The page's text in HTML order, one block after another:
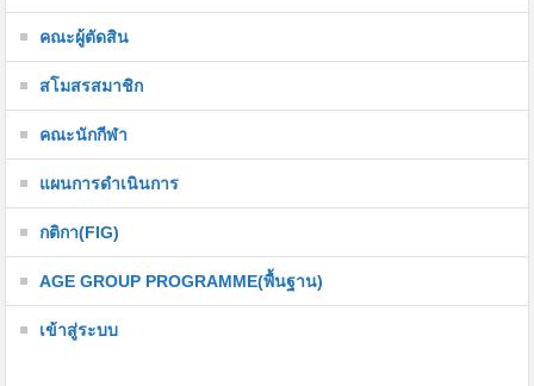
คณะผู้ตัดสิน
สโมสรสมาชิก
คณะนักกีฬา
แผนการดำเนินการ
กติกา(FIG)
AGE GROUP PROGRAMME(พื้นฐาน)
เข้าสู่ระบบ